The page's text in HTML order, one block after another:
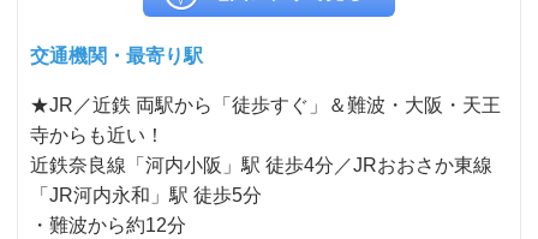
交通機関・最寄り駅
★JR／近鉄 両駅から「徒歩すぐ」＆難波・大阪・天王
寺からも近い！
近鉄奈良線「河内小阪」駅 徒歩4分／JRおおさか東線
「JR河内永和」駅 徒歩5分
・難波から約12分